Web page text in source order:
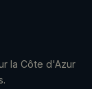
la Côte d'Azur